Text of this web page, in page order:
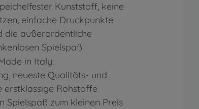
Kunststoff, keine
einfache Druckpunkte
die außerordentliche
Spielspaß
in Italy:
neueste Qualitäts- und
erstklassige Rohstoffe
Spielspaß zum kleinen Preis